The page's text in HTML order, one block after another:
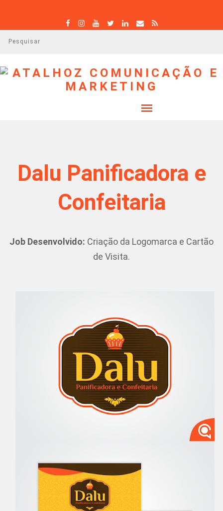
q
Dalu Panificadora e
Confeitaria
Job Desenvolvido: Criação da Logomarca e Cartão
de Visita.